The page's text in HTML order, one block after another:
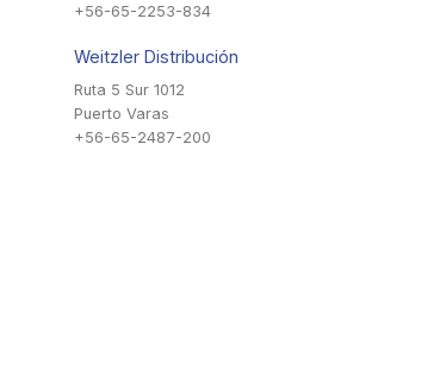
+56-65-2253-834
Weitzler Distribución
Ruta 5 Sur 1012
Puerto Varas
+56-65-2487-200